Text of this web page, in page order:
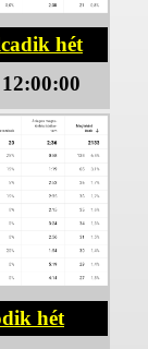
hét
hét